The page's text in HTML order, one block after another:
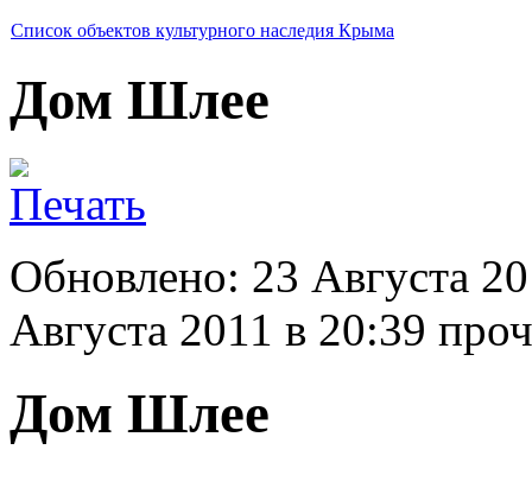
Список объектов культурного наследия Крыма
Дом Шлее
Обновлено: 23 Августа
Августа 2011 в 20:39
Дом Шлее